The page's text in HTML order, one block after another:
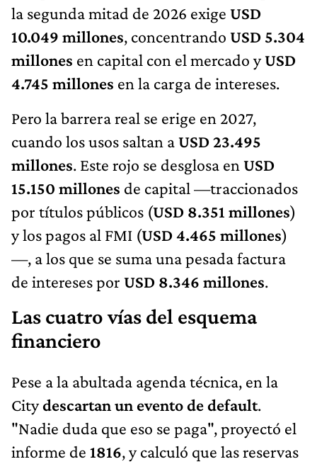
la segunda mitad de 2026 exige USD
10.049 millones, concentrando USD 5.304
millones en capital con el mercado yUSD
4.745 millones en la carga de intereses.
Pero la barrera real se erige en 2027,
cuando los usos saltan aUSD 23.495
millones. Este rojo se desglosa en USD
15.150 millones de capital —traccionados
por títulos públicos (USD 8.351 millones)
y los pagos al FMI (USD 4.465 millones)
—, a los que se suma una pesada factura
de intereses por USD 8.346 millones.
Las cuatro vías del esquema
financiero
Pese a la abultada agenda técnica, en la
Citydescartan un evento de default.
"Nadie duda que eso se paga", proyectó el
informe de 1816, y calculó que las reservas